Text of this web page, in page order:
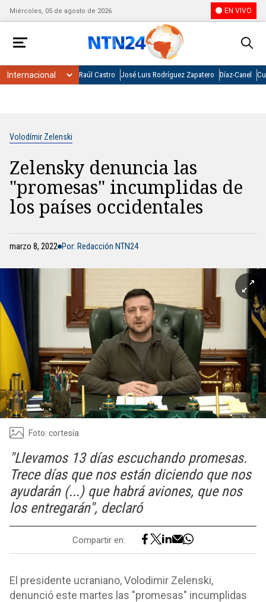
Miércoles, 05 de agosto de 2026 EN VIVO
Raúl Castro José Luis Rodríguez Zapatero Díaz-Canel
Volodímir Zelenski
Zelensky denuncia las
"promesas" incumplidas de
los países occidentales
marzo 8, 2022 Por: Redacción NTN24
Foto: cortesía
"Llevamos 13 días escuchando promesas.
Trece días que nos están diciendo que nos
ayudarán (...) que habrá aviones, que nos
los entregarán", declaró
Compartir en:
El presidente ucraniano, Volodimir Zelenski,
denunció este martes las "promesas" incumplidas